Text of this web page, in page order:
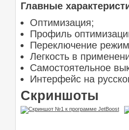
Главные
Оптимизация;
Профиль
Переключение
Легкость в
Самостоятельное
Интерфейс на
Скриншоты